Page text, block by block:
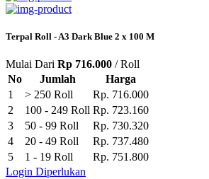
Terpal Roll - A3 Dark Blue 2 x 100 M
Mulai Dari Rp 716.000 / Roll
No
Jumlah
Harga
1
> 250 Roll
Rp. 716.000
2
100 - 249 Roll Rp. 723.160
3
50 - 99 Roll
Rp. 730.320
4
20 - 49 Roll
Rp. 737.480
5
1 - 19 Roll
Rp. 751.800
Login Diperlukan